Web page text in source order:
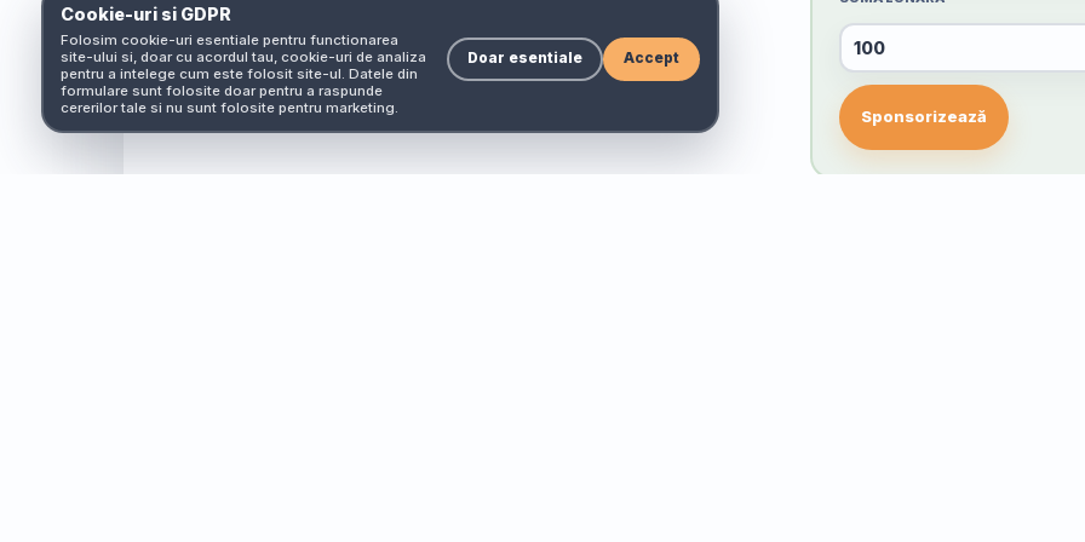
Cookie-uri si GDPR
Folosim cookie-uri esentiale pentru functionarea
site-ului si, doar cu acordul tau, cookie-uri de analiza
pentru a intelege cum este folosit site-ul. Datele din
formulare sunt folosite doar pentru a raspunde
cererilor tale si nu sunt folosite pentru marketing.
Doar esentiale Accept
Sponsorizează